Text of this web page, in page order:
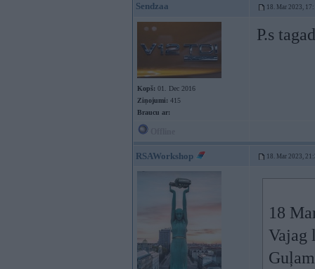
Sendzaa 18. Mar 2023,
Kopš: 01. Dec 2016
Ziņojumi: 415
Braucu ar:
P.s
RSAWorkshop 18. Mar 2023,
18
Vajag